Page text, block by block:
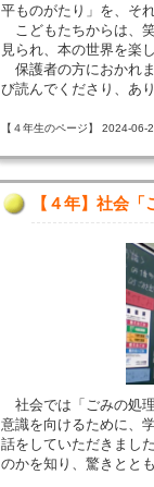
平ものがたり」を、そ
こどもたちからは、
見られ、本の世界を楽
保護者の方におかれ
び読んでくださり、あ
【４年生のページ】 2024-06-
【４年】社会「
社会では「ごみの処
意識を向けるために、
話をしていただきまし
のかを知り、驚きとと